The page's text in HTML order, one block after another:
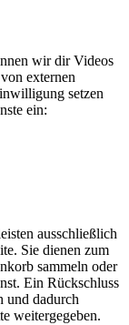
wir dir Videos
externen
setzen
ein:
ausschließlich
Sie dienen zum
sammeln oder
Ein Rückschluss
und dadurch
weitergegeben.